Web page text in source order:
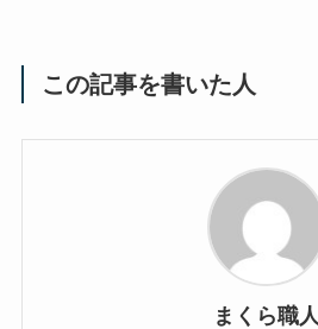
この記事を書いた人
まくら職人